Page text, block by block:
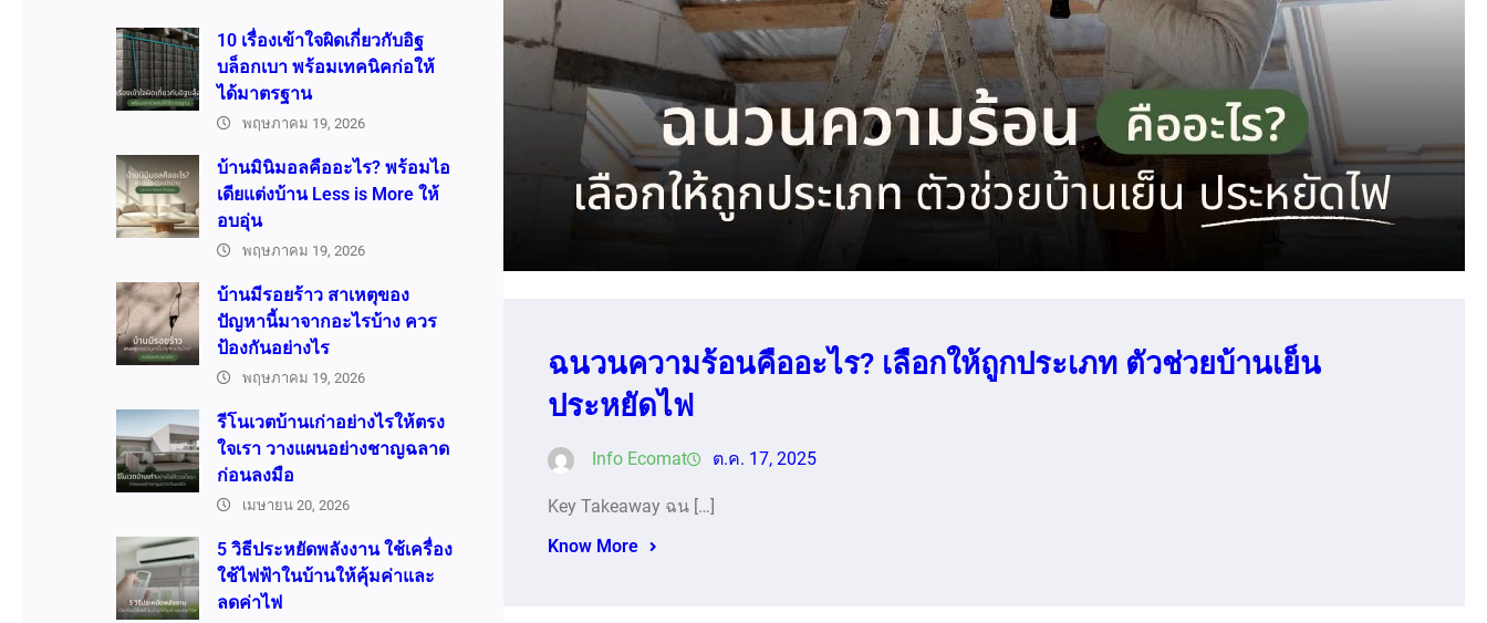
10 เรื่องเข้าใจผิดเกี่ยวกับอิฐ
บล็อกเบา พร้อมเทคนิคก่อให้
ได้มาตรฐาน
พฤษภาคม 19, 2026
บ้านมินิมอลคืออะไร? พร้อมไอ
เดียแต่งบ้าน Less is More ให้
อบอุ่น
พฤษภาคม 19, 2026
บ้านมีรอยร้าว สาเหตุของ
ปัญหานี้มาจากอะไรบ้าง ควร
ป้องกันอย่างไร
พฤษภาคม 19, 2026
รีโนเวตบ้านเก่าอย่างไรให้ตรง
ใจเรา วางแผนอย่างชาญฉลาด
ก่อนลงมือ
เมษายน 20, 2026
5 วิธีประหยัดพลังงาน ใช้เครื่อง
ใช้ไฟฟ้าในบ้านให้คุ้มค่าและ
ลดค่าไฟ
ฉนวนความร้อนคืออะไร? เลือกให้ถูกประเภท ตัวช่วยบ้านเย็น
ประหยัดไฟ
Info Ecomat ต.ค. 17, 2025
Key Takeaway ฉน […]
Know More